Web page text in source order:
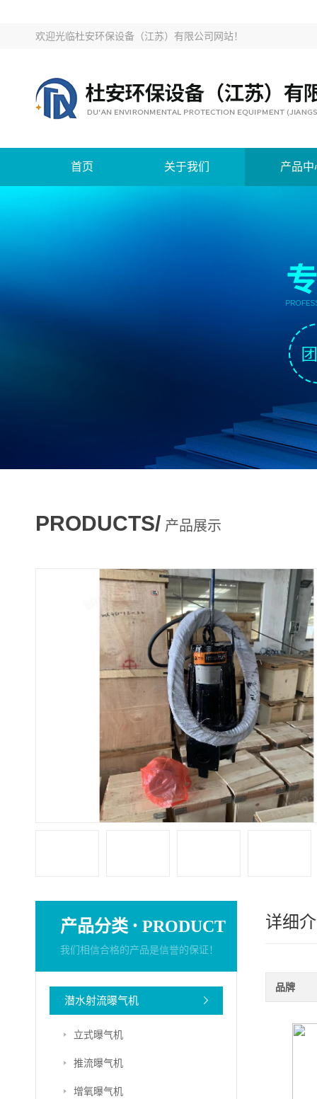
欢迎光临杜安环保设备（江苏）有限公司网站！
首页 关于我们 产品中
PRODUCTS/ 产品展示
产品分类 · PRODUCT
我们相信合格的产品是信誉的保证！
潜水射流曝气机
立式曝气机
推流曝气机
增氧曝气机
详细
品牌